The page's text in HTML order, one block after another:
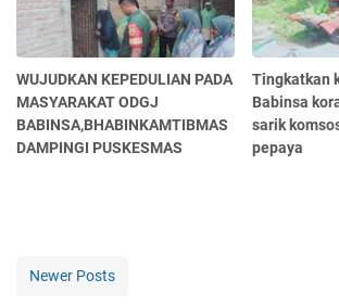
WUJUDKAN KEPEDULIAN PADA
MASYARAKAT ODGJ
BABINSA,BHABINKAMTIBMAS
DAMPINGI PUSKESMAS
Tingkatkan
Babinsa
sarik
pepaya
Newer Posts